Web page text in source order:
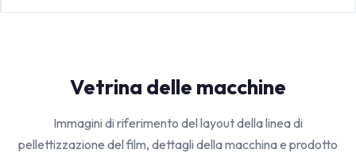
Vetrina delle macchine
Immagini di riferimento del layout della linea di
pellettizzazione del film, dettagli della macchina e prodotto